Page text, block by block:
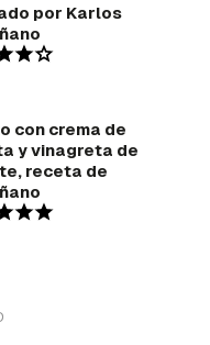
por Karlos
con crema de
y vinagreta de
receta de